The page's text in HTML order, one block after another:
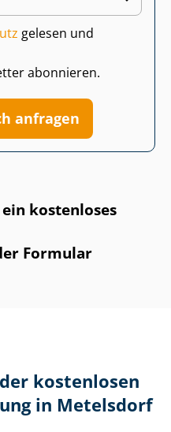
kostenloses
Formular
gelesen und
abonnieren.
anfragen
kostenlosen
in Metelsdorf